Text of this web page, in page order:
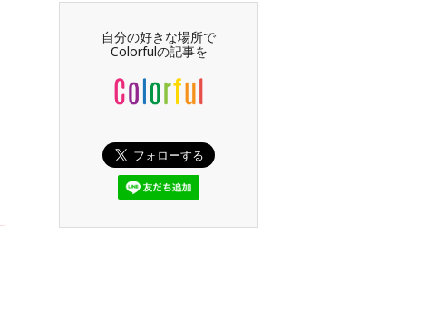
自分の好きな場所で
Colorfulの記事を